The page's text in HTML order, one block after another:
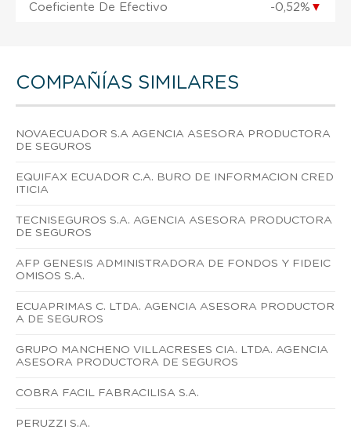
Coeficiente De Efectivo -0,52% ▼
COMPAÑÍAS SIMILARES
NOVAECUADOR S.A AGENCIA ASESORA PRODUCTORA
DE SEGUROS
EQUIFAX ECUADOR C.A. BURO DE INFORMACION CRED
ITICIA
TECNISEGUROS S.A. AGENCIA ASESORA PRODUCTORA
DE SEGUROS
AFP GENESIS ADMINISTRADORA DE FONDOS Y FIDEIC
OMISOS S.A.
ECUAPRIMAS C. LTDA. AGENCIA ASESORA PRODUCTOR
A DE SEGUROS
GRUPO MANCHENO VILLACRESES CIA. LTDA. AGENCIA
ASESORA PRODUCTORA DE SEGUROS
COBRA FACIL FABRACILISA S.A.
PERUZZI S.A.